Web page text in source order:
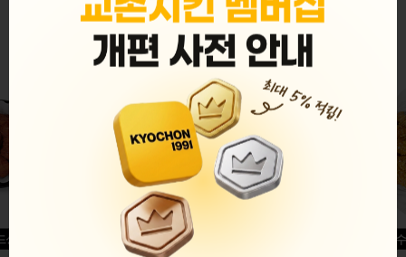
MENU
글윙
반반순살[레드+허니]
허니옥